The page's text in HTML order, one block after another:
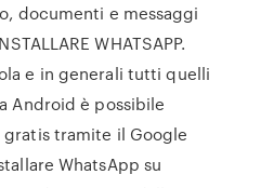
documenti e messaggi
WHATSAPP.
e in generali tutti quelli
Android è possibile
tramite il Google
WhatsApp su